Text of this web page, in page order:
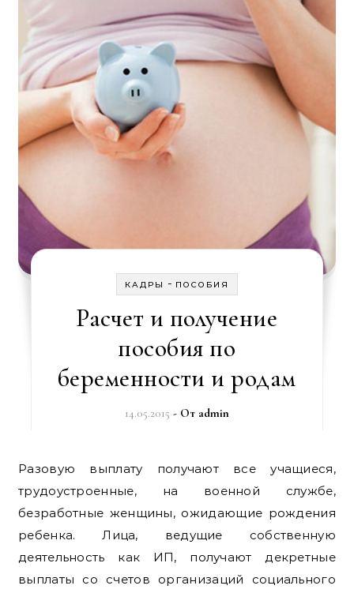
КАДРЫ - ПОСОБИЯ
Расчет и получение
пособия по
беременности и родам
14.05.2015 - От admin
Разовую выплату получают все учащиеся,
трудоустроенные, на военной службе,
безработные женщины, ожидающие рождения
ребенка. Лица, ведущие собственную
деятельность как ИП, получают декретные
выплаты со счетов организаций социального